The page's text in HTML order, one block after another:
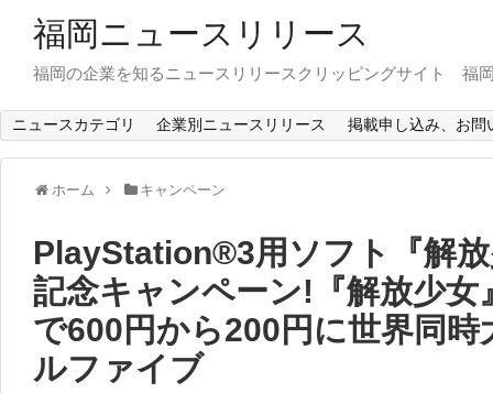
福岡ニュースリリース
福岡の企業を知るニュースリリースクリッピングサイト 福
ニュースカテゴリ 企業別ニュースリリース 掲載申し込み、お問
ホーム キャンペーン
PlayStation®3用ソフト『解
記念キャンペーン!『解放少女
で600円から200円に世界同
ルファイブ